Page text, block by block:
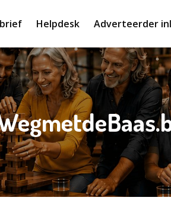
Helpdesk Adverteerder